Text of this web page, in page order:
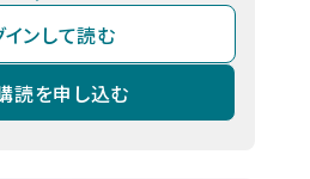
インして読む
読を申し込む